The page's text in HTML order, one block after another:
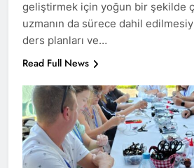
geliştirmek için yoğun bir şekilde
uzmanın da sürece dahil
ders planları ve…
Read Full News